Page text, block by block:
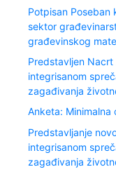
Potpisan Poseban
sektor
građevinskog
Predstavljen Nacrt
integrisanom
zagađivanja
Anketa: Minimalna
Predstavljanje
integrisanom
zagađivanja